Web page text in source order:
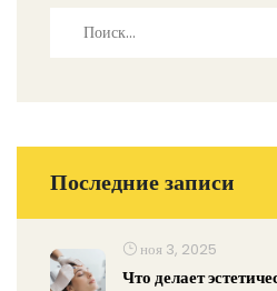
Последние записи
ноя 3, 2025
Что делает